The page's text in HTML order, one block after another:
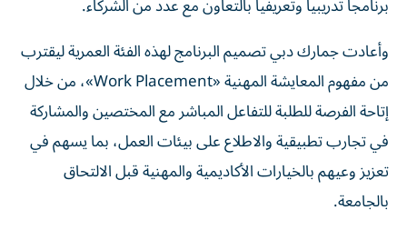
وأعادت جمارك دبي تصميم البرنامج لهذه الفئة العمرية ليقترب
من مفهوم المعايشة المهنية «Work Placement»، من خلال
إتاحة الفرصة للطلبة للتفاعل المباشر مع المختصين والمشاركة
في تجارب تطبيقية والاطلاع على بيئات العمل، بما يسهم في
تعزيز وعيهم بالخيارات الأكاديمية والمهنية قبل الالتحاق
بالجامعة.